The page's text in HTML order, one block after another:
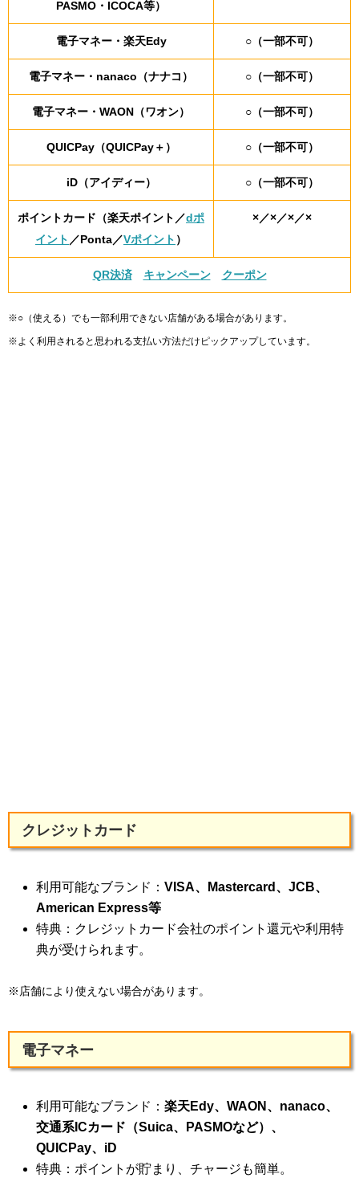
PASMO・ICOCA等）
電子マネー・楽天Edy ○（一部不可）
電子マネー・nanaco（ナナコ） ○（一部不可）
電子マネー・WAON（ワオン） ○（一部不可）
QUICPay（QUICPay＋） ○（一部不可）
iD（アイディー） ○（一部不可）
ポイントカード（楽天ポイント／dポ
イント ／Ponta／Vポイント ）
×／×／×／×
QR決済 キャンペーン クーポン
※○（使える）でも一部利用できない店舗がある場合があります。
※よく利用されると思われる支払い方法だけピックアップしています。
クレジットカード
利用可能なブランド：VISA、Mastercard、JCB、
American Express等
特典：クレジットカード会社のポイント還元や利用特
典が受けられます。
※店舗により使えない場合があります。
電子マネー
利用可能なブランド：楽天Edy、WAON、nanaco、
交通系ICカード（Suica、PASMOなど）、
QUICPay、iD
特典：ポイントが貯まり、チャージも簡単。